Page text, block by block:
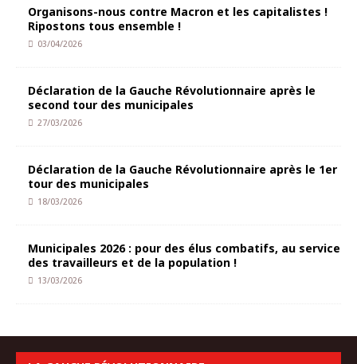
Organisons-nous contre Macron et les capitalistes !
Ripostons tous ensemble !
03/04/2026
Déclaration de la Gauche Révolutionnaire après le
second tour des municipales
27/03/2026
Déclaration de la Gauche Révolutionnaire après le 1er
tour des municipales
18/03/2026
Municipales 2026 : pour des élus combatifs, au service
des travailleurs et de la population !
13/03/2026